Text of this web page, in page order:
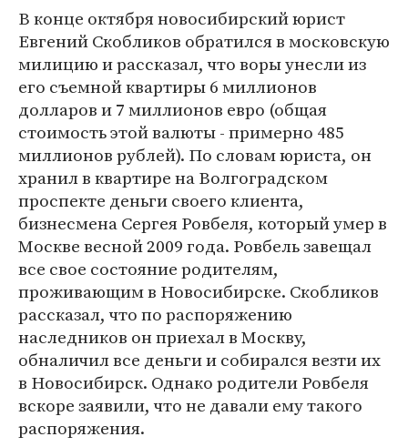
В конце октября новосибирский юрист
Евгений Скобликов обратился в московскую
милицию и рассказал, что воры унесли из
его съемной квартиры 6 миллионов
долларов и 7 миллионов евро (общая
стоимость этой валюты - примерно 485
миллионов рублей). По словам юриста, он
хранил в квартире на Волгоградском
проспекте деньги своего клиента,
бизнесмена Сергея Ровбеля, который умер в
Москве весной 2009 года. Ровбель завещал
все свое состояние родителям,
проживающим в Новосибирске. Скобликов
рассказал, что по распоряжению
наследников он приехал в Москву,
обналичил все деньги и собирался везти их
в Новосибирск. Однако родители Ровбеля
вскоре заявили, что не давали ему такого
распоряжения.